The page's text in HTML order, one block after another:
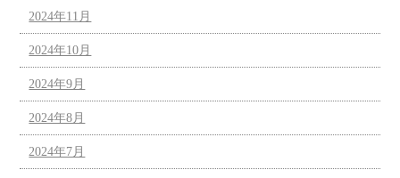
2024年11月
2024年10月
2024年9月
2024年8月
2024年7月